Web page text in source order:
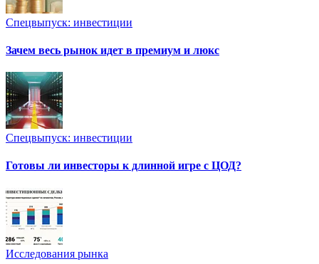
Спецвыпуск: инвестиции
Зачем весь рынок идет в премиум и люкс
Спецвыпуск: инвестиции
Готовы ли инвесторы к длинной игре с ЦОД?
Исследования рынка